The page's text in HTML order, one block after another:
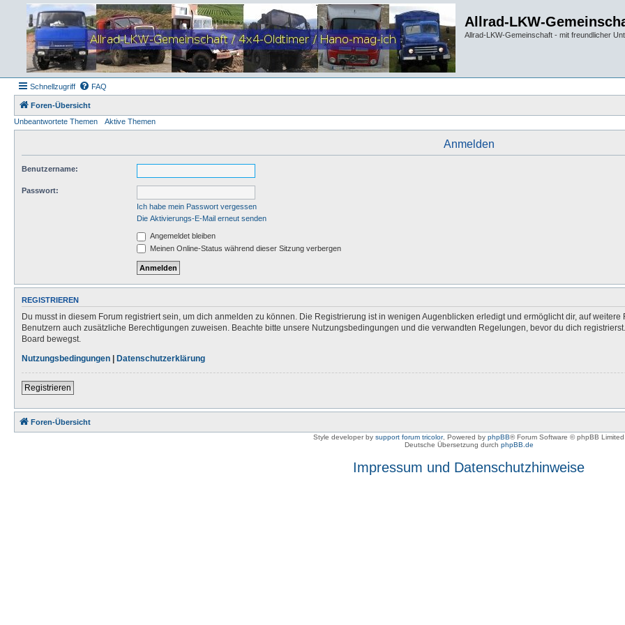
Allrad-LKW-
Allrad-LKW-Gemeinschaft - mit freundlicher
Schnellzugriff FAQ
Foren-Übersicht
Unbeantwortete Themen
Aktive Themen
Anmelden
Benutzername:
Passwort:
Ich habe mein Passwort vergessen
Die Aktivierungs-E-Mail erneut senden
Angemeldet bleiben
Meinen Online-Status während dieser Sitzung verbergen
REGISTRIEREN
Du musst in diesem Forum registriert sein, um dich anmelden zu können. Die Registrierung ist in wenigen Augenblicken erledigt und ermöglicht dir, auf
Benutzern auch zusätzliche Berechtigungen zuweisen. Beachte bitte unsere Nutzungsbedingungen und die verwandten Regelungen, bevor du dich
Board bewegst.
Nutzungsbedingungen | Datenschutzerklärung
Registrieren
Foren-Übersicht
Style developer by support forum tricolor, Powered by phpBB® Forum Software © phpBB Limited
Deutsche Übersetzung durch phpBB.de
Impressum und Datenschutzhinweise